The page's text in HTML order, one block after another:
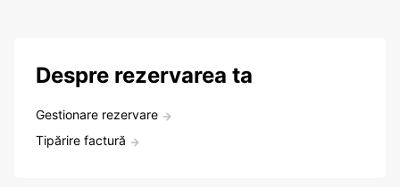
Despre rezervarea ta
Gestionare rezervare
Tipărire factură